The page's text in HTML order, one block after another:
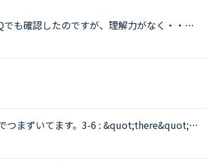
も確認したのですが、理解力がなく・・・
スンを受けるという意味で）は14日という
つまずいてます。3-6 : &quot;there&quot;と
文を読みQuestion１What is on William's m